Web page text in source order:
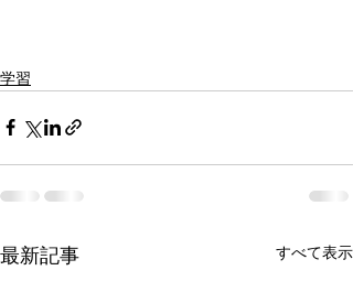
学習
最新記事 すべて表示